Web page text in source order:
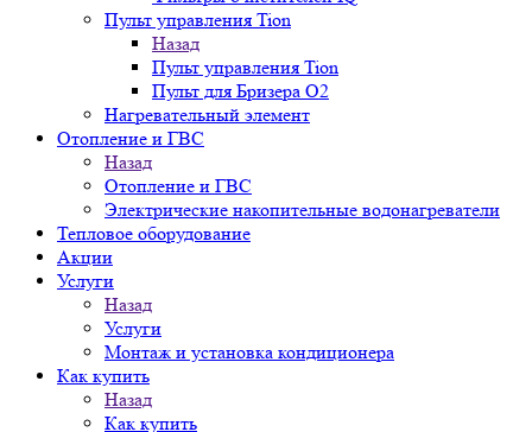
Пульт управления Tion
Назад
Пульт управления Tion
Пульт для Бризера O2
Нагревательный элемент
Отопление и ГВС
Назад
Отопление и ГВС
Электрические накопительные водонагреватели
Тепловое оборудование
Акции
Услуги
Назад
Услуги
Монтаж и установка кондиционера
Как купить
Назад
Как купить